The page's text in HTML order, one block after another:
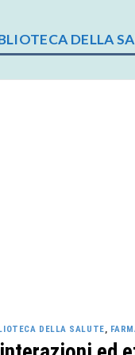
DELLA
DELLA SALUTE,